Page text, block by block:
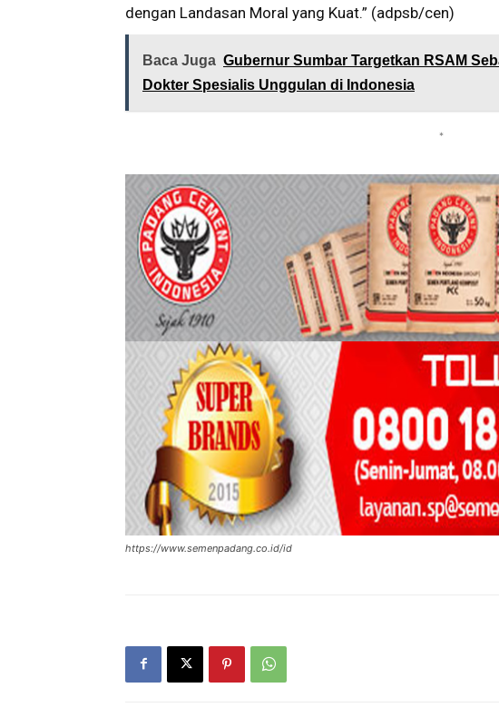
dengan Landasan Moral yang Kuat.” (adpsb/cen)
Baca Juga Gubernur Sumbar Targetkan RSAM
Dokter Spesialis Unggulan di Indonesia
*
https://www.semenpadang.co.id/id